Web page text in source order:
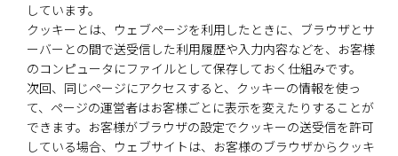
しています。
クッキーとは、ウェブページを利用したときに、ブラウザとサ
ーバーとの間で送受信した利用履歴や入力内容などを、お客様
のコンピュータにファイルとして保存しておく仕組みです。
次回、同じページにアクセスすると、クッキーの情報を使っ
て、ページの運営者はお客様ごとに表示を変えたりすることが
できます。お客様がブラウザの設定でクッキーの送受信を許可
している場合、ウェブサイトは、お客様のブラウザからクッキ